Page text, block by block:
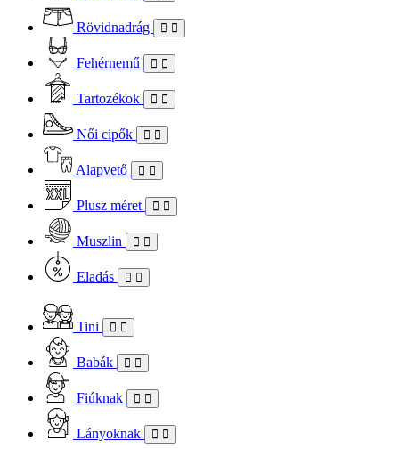
Rövidnadrág
Fehérnemű
Tartozékok
Női cipők
Alapvető
Plusz méret
Muszlin
Eladás
Tini
Babák
Fiúknak
Lányoknak